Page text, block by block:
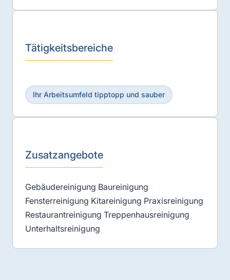
Tätigkeitsbereiche
Ihr Arbeitsumfeld tipptopp und sauber
Zusatzangebote
Gebäudereinigung Baureinigung
Fensterreinigung Kitareinigung Praxisreinigung
Restaurantreinigung Treppenhausreinigung
Unterhaltsreinigung